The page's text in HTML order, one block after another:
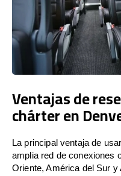
Ventajas de
chárter en
La principal ventaja de
amplia red de conexiones
Oriente, América del Sur y